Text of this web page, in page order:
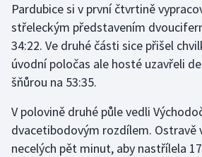
Házená
Jezdectví
Judo
Krasobruslení
Lezení
Pardubice si v první čtvrtině
střeleckým představením
34:22. Ve druhé části sice přišel
úvodní poločas ale hosté uzavřeli
šňůrou na 53:35.
V polovině druhé půle vedli
dvacetibodovým rozdílem. Ostravě
necelých pět minut, aby nastřílela